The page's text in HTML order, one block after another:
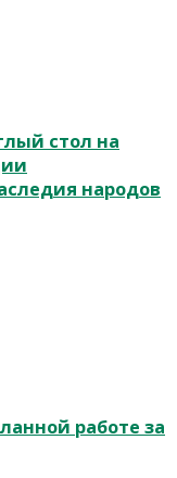
стол на
народов
работе за